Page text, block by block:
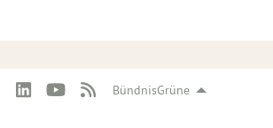
BündnisGrüne